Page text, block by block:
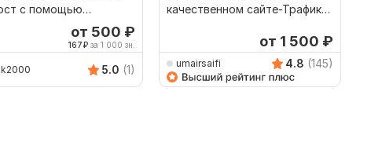
с помощью
от 500 ₽
167₽ за 1 000 зн.
5.0 (1)
качественном сайте-Трафик
от 1 500 ₽
umairsaifi 4.8 (145)